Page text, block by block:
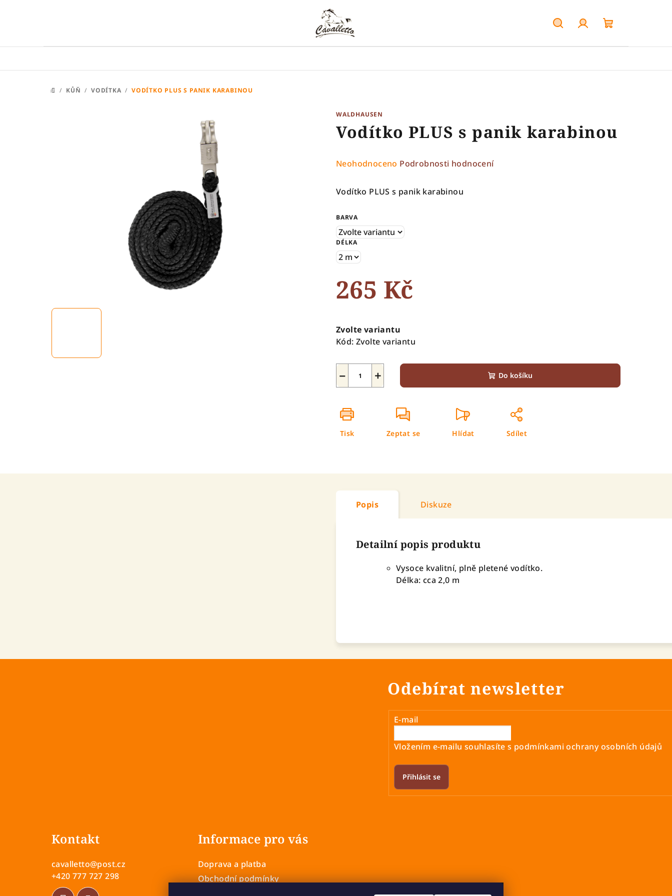
košík
DOMŮ
/ KŮŇ / VODÍTKA / VODÍTKO PLUS S PANIK KARABINOU
WALDHAUSEN
Vodítko PLUS s panik karabinou
Průměrné
produktu
z
5
hvězdiček.
Neohodnoceno Podrobnosti hodnocení
Vodítko PLUS s panik karabinou
BARVA
DÉLKA
265 Kč
cena:
Zvolte variantu
Kód: Zvolte variantu
+
− Do košíku
Tisk Zeptat se Hlídat Sdílet
Popis Diskuze
Detailní popis produktu
Vysoce kvalitní, plně pletené vodítko.
Délka: cca 2,0 m
Odebírat newsletter
E-mail
Vložením e-mailu souhlasíte s podmínkami ochrany osobních údajů
Přihlásit se
Kontakt
cavalletto@post.cz
+420 777 727 298
Informace pro vás
Doprava a platba
Obchodní podmínky